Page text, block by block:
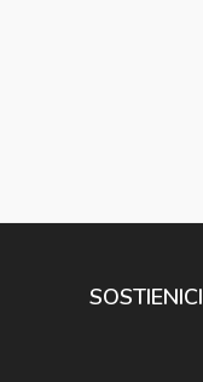
SOSTIENICI